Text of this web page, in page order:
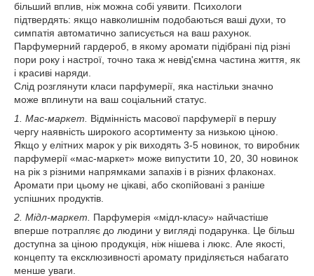
більший вплив, ніж можна собі уявити. Психологи
підтвердять: якщо навколишнім подобаються ваші духи, то
симпатія автоматично записується на ваш рахунок.
Парфумерний гардероб, в якому аромати підібрані під різні
пори року і настрої, точно така ж невід'ємна частина життя, як
і красиві наряди.
Слід розглянути класи парфумерії, яка настільки значно
може вплинути на ваш соціальний статус.
1. Мас-маркет. Відмінність масової парфумерії в першу
чергу наявність широкого асортименту за низькою ціною.
Якщо у елітних марок у рік виходять 3-5 новинок, то виробник
парфумерії «мас-маркет» може випустити 10, 20, 30 новинок
на рік з різними напрямками запахів і в різних флаконах.
Аромати при цьому не цікаві, або скопійовані з раніше
успішних продуктів.
2. Мідл-маркет. Парфумерія «мідл-класу» найчастіше
вперше потрапляє до людини у вигляді подарунка. Це більш
доступна за ціною продукція, ніж нішева і люкс. Але якості,
концепту та ексклюзивності аромату приділяється набагато
менше уваги.